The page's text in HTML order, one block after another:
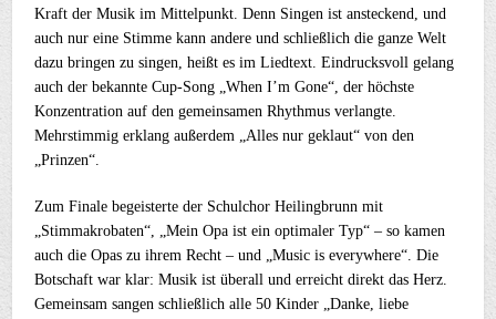
Kraft der Musik im Mittelpunkt. Denn Singen ist ansteckend, und
auch nur eine Stimme kann andere und schließlich die ganze Welt
dazu bringen zu singen, heißt es im Liedtext. Eindrucksvoll gelang
auch der bekannte Cup-Song „When I’m Gone“, der höchste
Konzentration auf den gemeinsamen Rhythmus verlangte.
Mehrstimmig erklang außerdem „Alles nur geklaut“ von den
„Prinzen“.
Zum Finale begeisterte der Schulchor Heilingbrunn mit
„Stimmakrobaten“, „Mein Opa ist ein optimaler Typ“ – so kamen
auch die Opas zu ihrem Recht – und „Music is everywhere“. Die
Botschaft war klar: Musik ist überall und erreicht direkt das Herz.
Gemeinsam sangen schließlich alle 50 Kinder „Danke, liebe